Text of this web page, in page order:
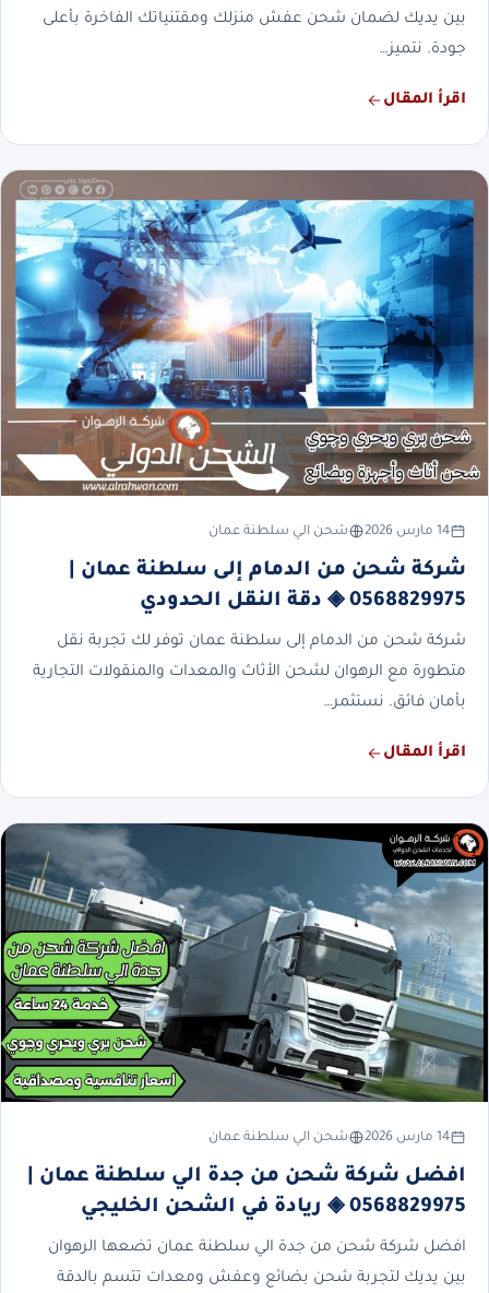
بين يديك لضمان شحن عفش منزلك ومقتنياتك الفاخرة بأعلى
جودة. نتميز…
اقرأ المقال
14 مارس 2026 شحن الي سلطنة عمان
شركة شحن من الدمام إلى سلطنة عمان |
0568829975 ◈ دقة النقل الحدودي
شركة شحن من الدمام إلى سلطنة عمان توفر لك تجربة نقل
متطورة مع الرهوان لشحن الأثاث والمعدات والمنقولات التجارية
بأمان فائق. نستثمر…
اقرأ المقال
14 مارس 2026 شحن الي سلطنة عمان
افضل شركة شحن من جدة الي سلطنة عمان |
0568829975 ◈ ريادة في الشحن الخليجي
افضل شركة شحن من جدة الي سلطنة عمان تضعها الرهوان
بين يديك لتجربة شحن بضائع وعفش ومعدات تتسم بالدقة